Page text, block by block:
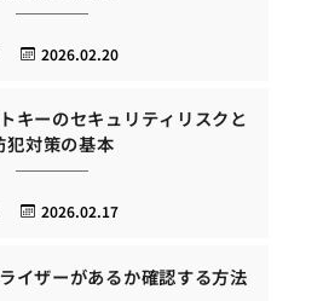
2026.02.20
キーのセキュリティリスクと
犯対策の基本
2026.02.17
イザーがあるか確認する方法